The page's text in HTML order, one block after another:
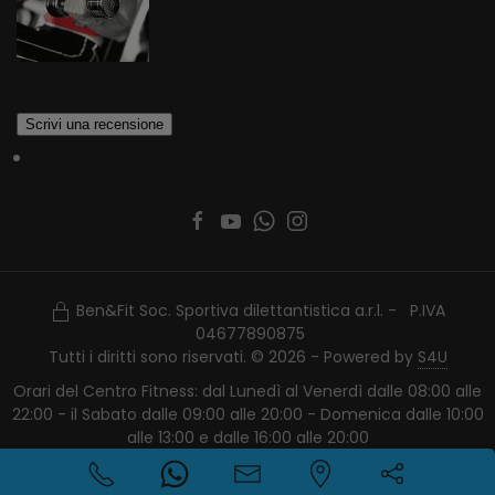
Ben&Fit Soc. Sportiva dilettantistica a.r.l. - P.IVA
04677890875
Tutti i diritti sono riservati. © 2026 - Powered by S4U
Orari del Centro Fitness: dal Lunedì al Venerdì dalle 08:00 alle
22:00 - il Sabato dalle 09:00 alle 20:00 - Domenica dalle 10:00
alle 13:00 e dalle 16:00 alle 20:00